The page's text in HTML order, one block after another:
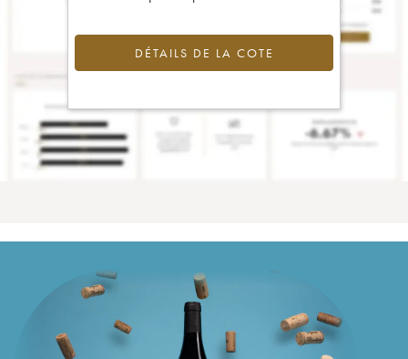
DÉTAILS DE LA COTE